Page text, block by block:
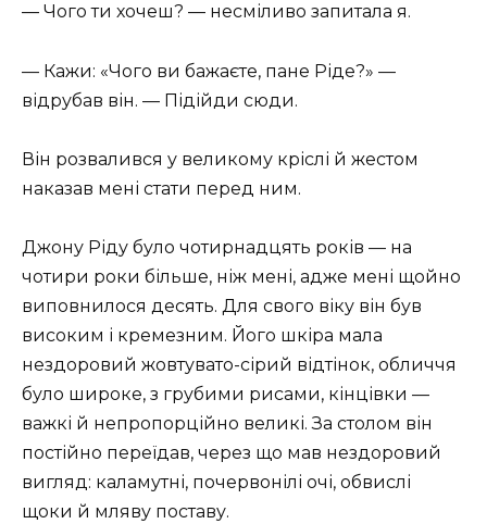
— Чого ти хочеш? — несміливо запитала я.
— Кажи: «Чого ви бажаєте, пане Ріде?» —
відрубав він. — Підійди сюди.
Він розвалився у великому кріслі й жестом
наказав мені стати перед ним.
Джону Ріду було чотирнадцять років — на
чотири роки більше, ніж мені, адже мені щойно
виповнилося десять. Для свого віку він був
високим і кремезним. Його шкіра мала
нездоровий жовтувато-сірий відтінок, обличчя
було широке, з грубими рисами, кінцівки —
важкі й непропорційно великі. За столом він
постійно переїдав, через що мав нездоровий
вигляд: каламутні, почервонілі очі, обвислі
щоки й мляву поставу.